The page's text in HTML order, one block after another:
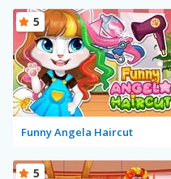
Funny Angela Haircut
5
5